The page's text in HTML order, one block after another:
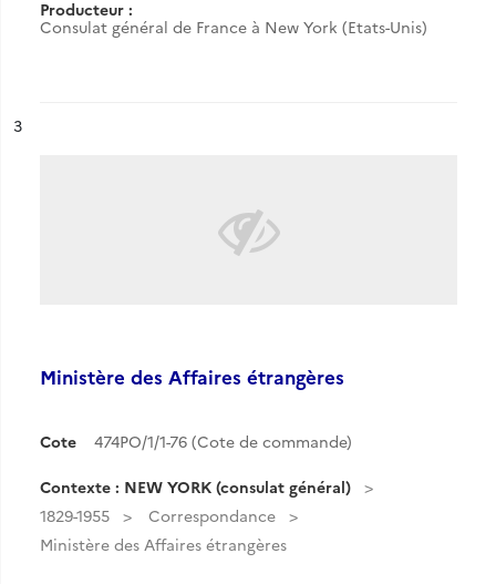
Producteur :
Consulat général de France à New York (Etats-Unis)
n°
3
Ministère des Affaires étrangères
Cote 474PO/1/1-76 (Cote de commande)
Contexte : NEW YORK (consulat général)
1829-1955
Correspondance
Ministère des Affaires étrangères